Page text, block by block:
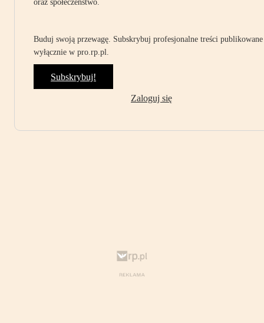
oraz społeczeństwo.
Buduj swoją przewagę. Subskrybuj profesjonalne treści publikowane
wyłącznie w pro.rp.pl.
Subskrybuj!
Zaloguj się